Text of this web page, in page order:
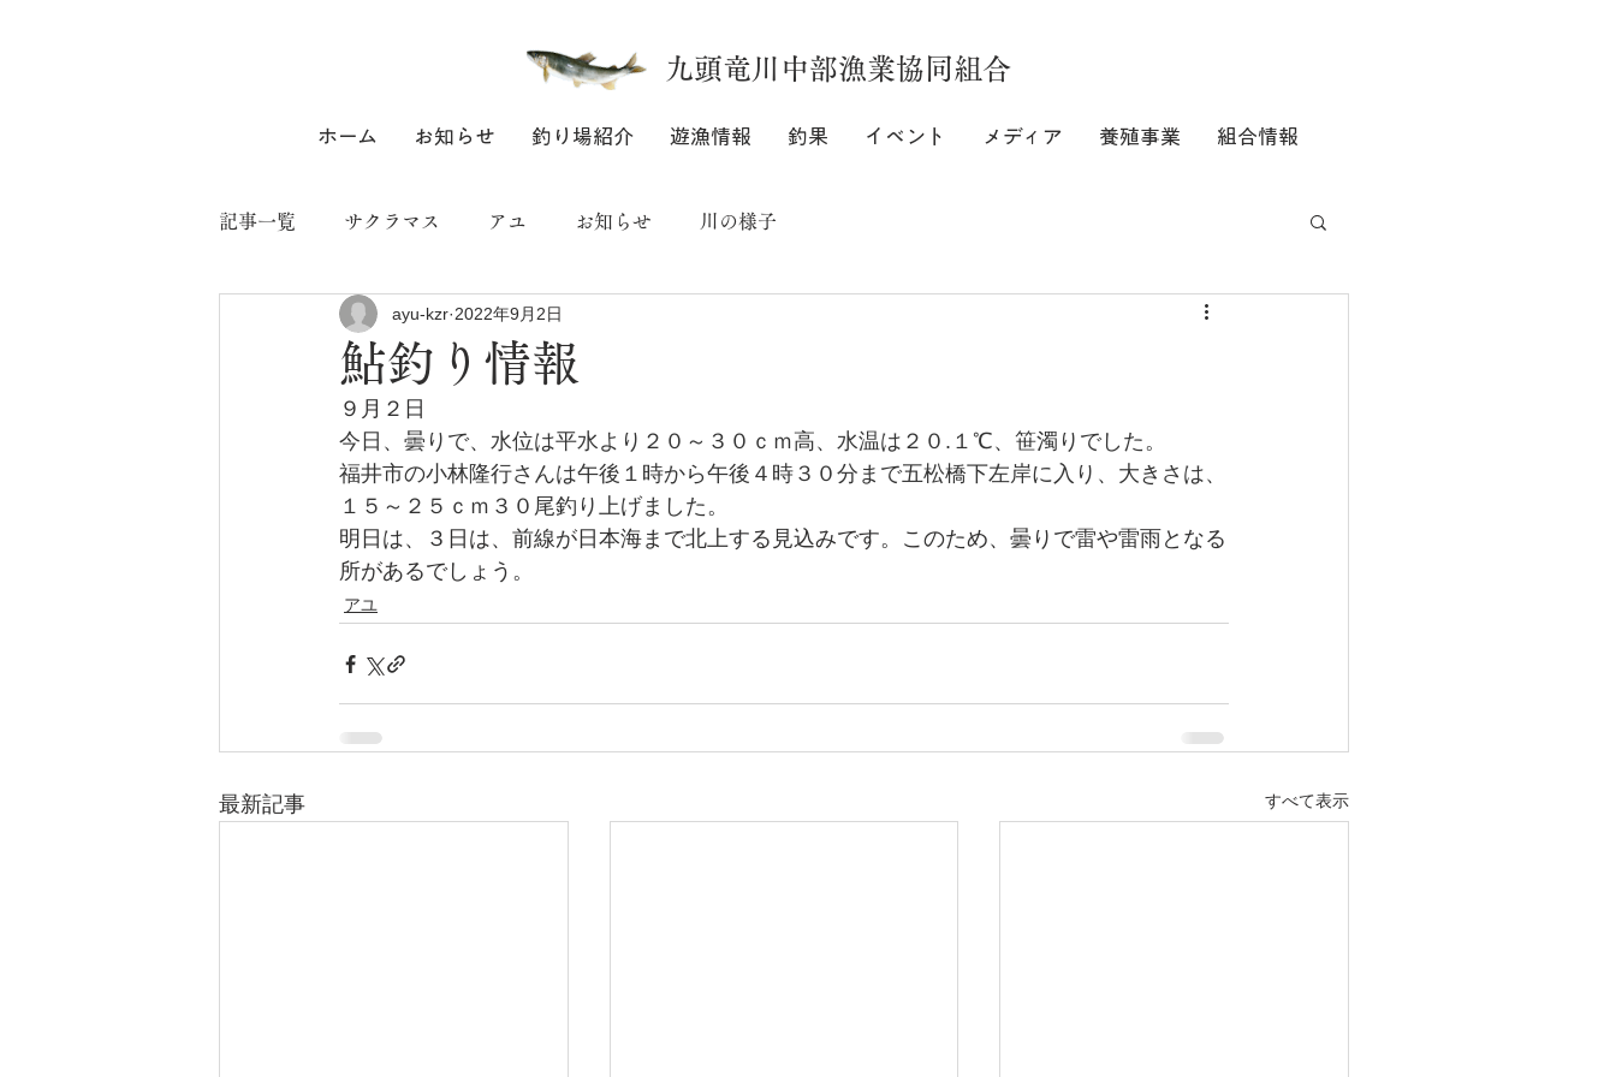
九頭竜川中部漁業協同組合
ホーム お知らせ 釣り場紹介 遊漁情報 釣果 イベント メディア 養殖事業 組合情報
記事一覧 サクラマス アユ お知らせ 川の様子
鮎釣り情報
ayu-kzr 2022年9月2日
９月２日
今日、曇りで、水位は平水より２０～３０ｃｍ高、水温は２０.１℃、笹濁りでした。
福井市の小林隆行さんは午後１時から午後４時３０分まで五松橋下左岸に入り、大きさは、
１５～２５ｃｍ３０尾釣り上げました。
明日は、３日は、前線が日本海まで北上する見込みです。 このため、曇りで雷や雷雨となる
所があるでしょう。
アユ
最新記事 すべて表示